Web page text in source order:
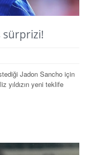
sürprizi!
Jadon Sancho için
yıldızın yeni teklife